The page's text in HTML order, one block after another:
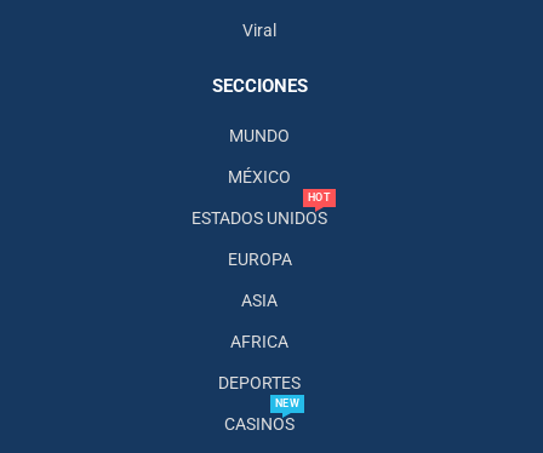
Viral
SECCIONES
MUNDO
MÉXICO
ESTADOS UNIDOS
HOT
EUROPA
ASIA
AFRICA
DEPORTES
CASINOS
NEW